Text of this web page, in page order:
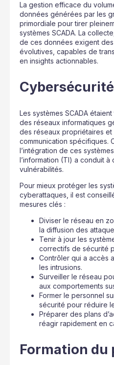
La gestion efficace du
données générées par les
primordiale pour tirer
systèmes SCADA. La
de ces données exigent
évolutives, capables de
en insights actionnables.
Cybersécurité
Les systèmes SCADA
des réseaux informatiques
des réseaux propriétaires
communication spécifiques.
l’intégration de ces
l’information (TI) a conduit à
vulnérabilités.
Pour mieux protéger les
cyberattaques, il est
mesures clés :
Diviser le réseau en
la diffusion des
Tenir à jour les
correctifs de sécurité
Contrôler qui a accès
les intrusions.
Surveiller le réseau
aux comportements
Former le personnel
sécurité pour réduire
Préparer des plans
réagir rapidement en
Formation du